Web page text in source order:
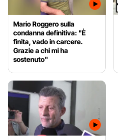
Mario Roggero sulla
condanna definitiva: "È
finita, vado in carcere.
Grazie a chi mi ha
sostenuto"